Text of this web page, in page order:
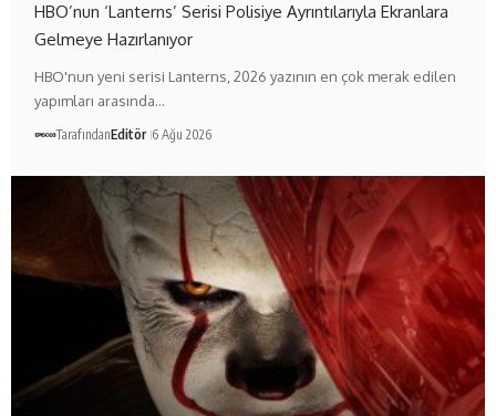
HBO’nun ‘Lanterns’ Serisi Polisiye Ayrıntılarıyla Ekranlara
Gelmeye Hazırlanıyor
HBO'nun yeni serisi Lanterns, 2026 yazının en çok merak edilen
yapımları arasında…
TarafındanEditör 6 Ağu 2026